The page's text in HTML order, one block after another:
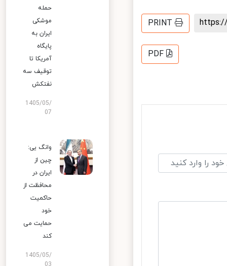
PRINT
PDF
حمله
موشکی
ایران به
پایگاه
آمریکا تا
توقیف سه
نفتکش
1405/05/
07
وانگ یی:
چین از
ایران در
محافظت از
حاکمیت
خود
حمایت می
کند
1405/05/